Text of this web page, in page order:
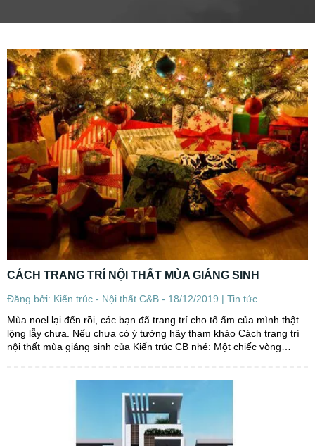
CÁCH TRANG TRÍ NỘI THẤT MÙA GIÁNG SINH
Đăng bởi: Kiến trúc - Nội thất C&B - 18/12/2019 | Tin tức
Mùa noel lại đến rồi, các bạn đã trang trí cho tổ ấm của mình thật
lộng lẫy chưa. Nếu chưa có ý tưởng hãy tham khảo Cách trang trí
nội thất mùa giáng sinh của Kiến trúc CB nhé: Một chiếc vòng